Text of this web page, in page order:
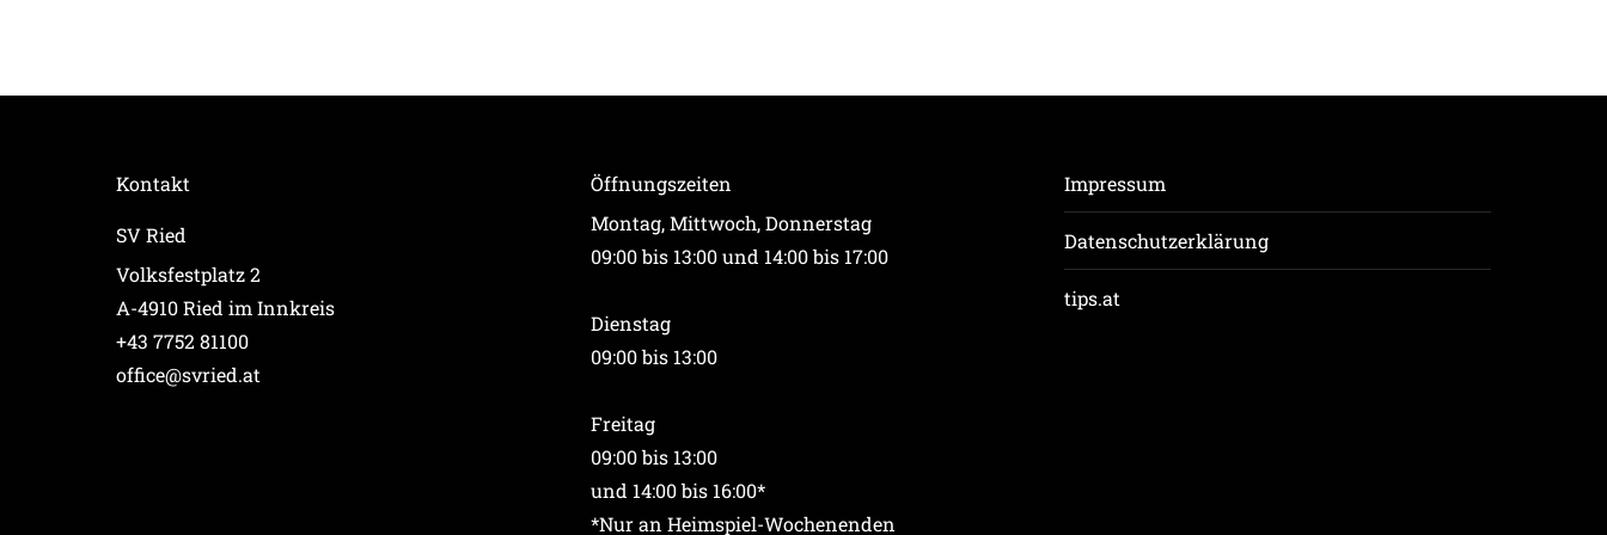
Kontakt
SV Ried
Volksfestplatz 2
A-4910 Ried im Innkreis
+43 7752 81100
office@svried.at
Öffnungszeiten
Montag, Mittwoch, Donnerstag
09:00 bis 13:00 und 14:00 bis 17:00
Dienstag
09:00 bis 13:00
Freitag
09:00 bis 13:00
und 14:00 bis 16:00*
*Nur an Heimspiel-Wochenenden
Impressum
Datenschutzerklärung
tips.at